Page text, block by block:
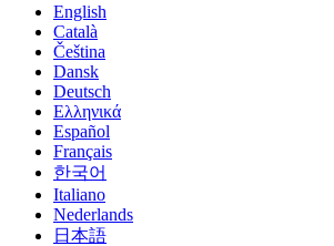
English
Català
Čeština
Dansk
Deutsch
Ελληνικά
Español
Français
한국어
Italiano
Nederlands
日本語